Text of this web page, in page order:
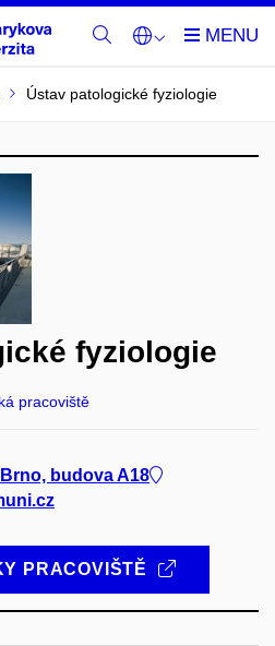
Ústav patologické fyziologie
fyziologie
pracoviště
budova A18
PRACOVIŠTĚ